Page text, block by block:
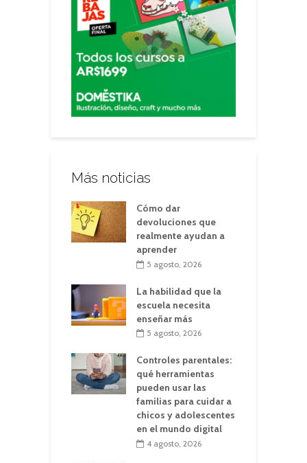
Más noticias
Cómo dar
devoluciones que
realmente ayudan a
aprender
5 agosto, 2026
La habilidad que la
escuela necesita
enseñar más
5 agosto, 2026
Controles parentales:
qué herramientas
pueden usar las
familias para cuidar a
chicos y adolescentes
en el mundo digital
4 agosto, 2026